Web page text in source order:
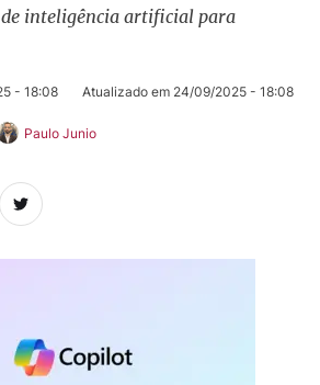
inteligência artificial para
- 18:08 Atualizado em 24/09/2025 - 18:08
Paulo Junio